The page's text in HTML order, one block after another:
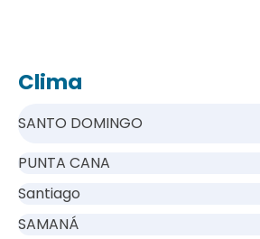
Clima
SANTO DOMINGO
PUNTA CANA
Santiago
SAMANÁ